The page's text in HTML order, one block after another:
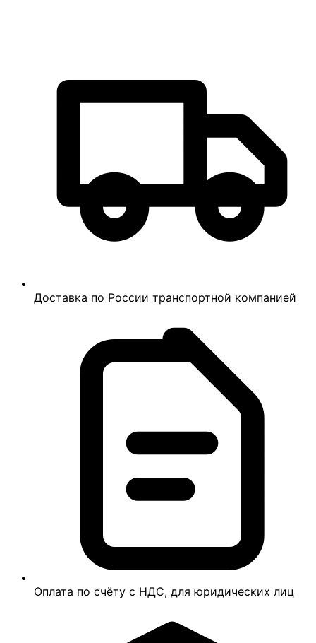
Доставка по России транспортной компанией
Оплата по счёту с НДС, для юридических лиц